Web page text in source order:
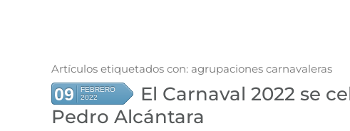
Artículos etiquetados con: agrupaciones carnavaleras
09
FEBRERO
2022
El Carnaval 2022 se
Pedro Alcántara